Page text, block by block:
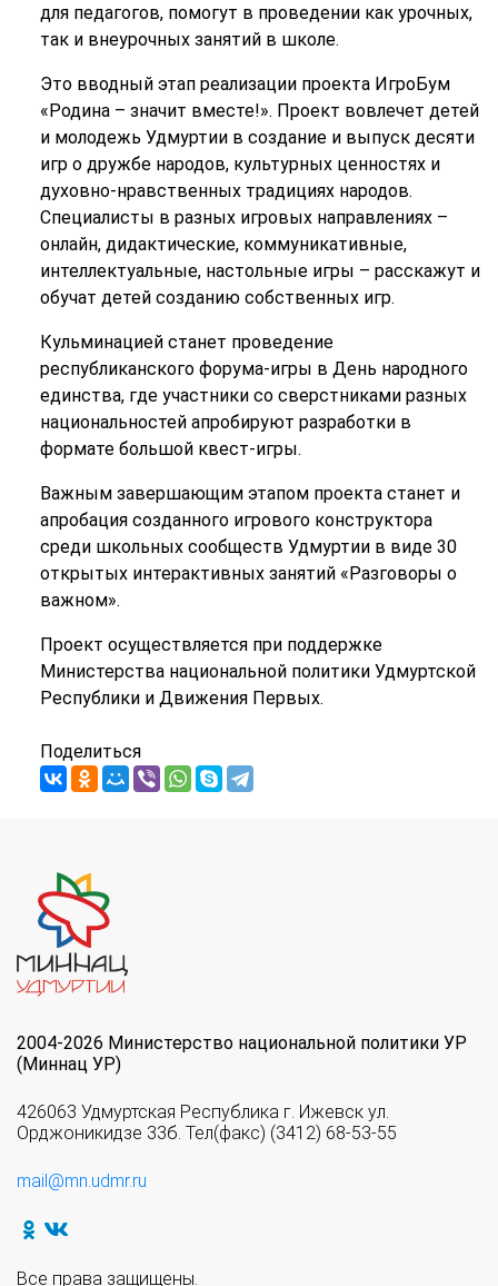
для педагогов, помогут в проведении как урочных,
так и внеурочных занятий в школе.
Это вводный этап реализации проекта ИгроБум
«Родина – значит вместе!». Проект вовлечет детей
и молодежь Удмуртии в создание и выпуск десяти
игр о дружбе народов, культурных ценностях и
духовно-нравственных традициях народов.
Специалисты в разных игровых направлениях –
онлайн, дидактические, коммуникативные,
интеллектуальные, настольные игры – расскажут и
обучат детей созданию собственных игр.
Кульминацией станет проведение
республиканского форума-игры в День народного
единства, где участники со сверстниками разных
национальностей апробируют разработки в
формате большой квест-игры.
Важным завершающим этапом проекта станет и
апробация созданного игрового конструктора
среди школьных сообществ Удмуртии в виде 30
открытых интерактивных занятий «Разговоры о
важном».
Проект осуществляется при поддержке
Министерства национальной политики Удмуртской
Республики и Движения Первых.
Поделиться
2004-2026 Министерство национальной политики УР
(Миннац УР)
426063 Удмуртская Республика г. Ижевск ул.
Орджоникидзе 33б. Тел(факс) (3412) 68-53-55
mail@mn.udmr.ru
Все права защищены.